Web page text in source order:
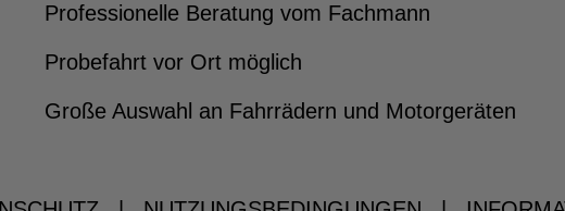
Professionelle Beratung vom Fachmann
Probefahrt vor Ort möglich
Große Auswahl an Fahrrädern und Motorgeräten